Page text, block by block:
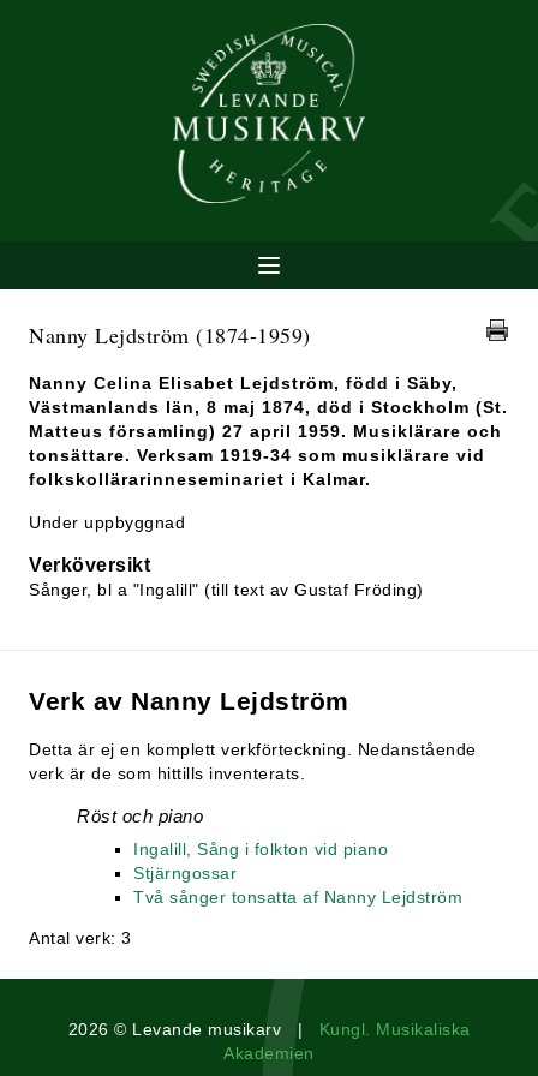
Nanny Lejdström (1874-1959)
Nanny Celina Elisabet Lejdström, född i Säby,
Västmanlands län, 8 maj 1874, död i Stockholm (St.
Matteus församling) 27 april 1959. Musiklärare och
tonsättare. Verksam 1919-34 som musiklärare vid
folkskollärarinneseminariet i Kalmar.
Under uppbyggnad
Verköversikt
Sånger, bl a "Ingalill" (till text av Gustaf Fröding)
Verk av Nanny Lejdström
Detta är ej en komplett verkförteckning. Nedanstående
verk är de som hittills inventerats.
Röst och piano
Ingalill, Sång i folkton vid piano
Stjärngossar
Två sånger tonsatta af Nanny Lejdström
Antal verk: 3
2026 © Levande musikarv | Kungl. Musikaliska
Akademien